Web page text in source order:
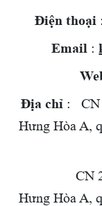
Điện thoại
Email :
Địa chỉ : CN
Hưng Hòa A,
CN 2 :
Hưng Hòa A,